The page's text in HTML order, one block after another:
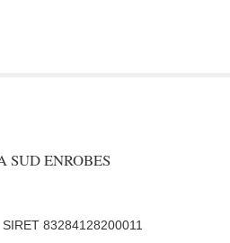
SUD ENROBES
SIRET 83284128200011